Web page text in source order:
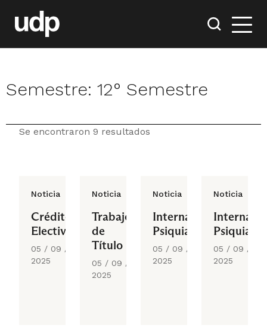
Semestre: 12° Semestre
Se encontraron 9 resultados
Noticia
Créditos
Electivos
05 / 09 /
2025
Noticia
Trabajo
de
Título
05 / 09 /
2025
Noticia
Internado
Psiquiatría
05 / 09 /
2025
Noticia
Internado
05 / 09 /
2025